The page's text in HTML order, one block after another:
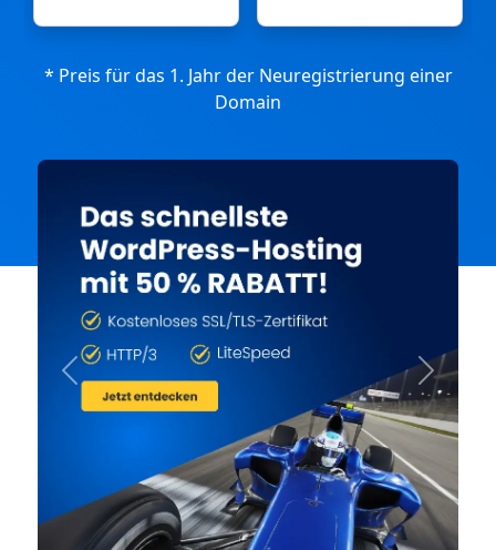
* Preis für das 1. Jahr der Neuregistrierung einer
Domain
Previous Next